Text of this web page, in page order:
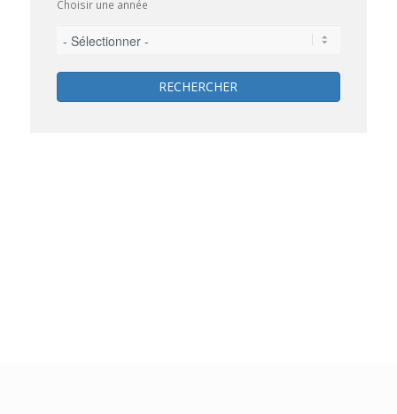
Choisir une année
RECHERCHER